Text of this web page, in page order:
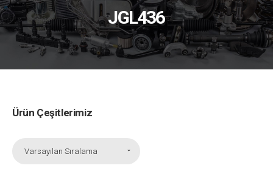
JGL436
Ürün Çeşitlerimiz
Varsayılan Sıralama